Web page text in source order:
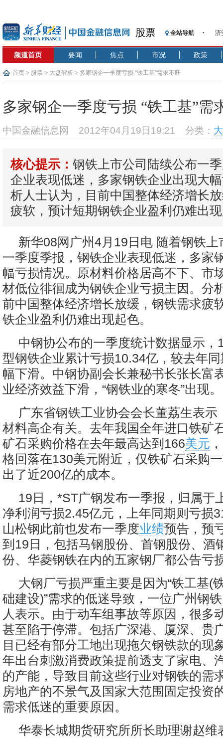
股票 全站导航
在
基
恒
济
频道首页 要闻 焦点 市况 政策
首页 > 股票 > 大盘解析 > 多家钢企一季度亏损 “铁工基”需求不旺
多家钢企一季度亏损 “铁工基”需
中国金融信息网 2012年04月19日19:21 分类：
核心提示： 钢铁上市公司陆续公布一
企业表现低迷，多家钢铁企业出现大
析人士认为，目前中国整体经济增长
疲软，预计短期钢铁企业盈利仍难出
新华08网广州4月19日电 随着钢铁
一季度季报，钢铁企业表现低迷，多家
幅亏损情况。原材料价格居高不下、市
材低位徘徊成为钢铁企业亏损主因。分
前中国整体经济增长放缓，钢铁需求疲
铁企业盈利仍难出现起色。
中钢协公布的一季度统计数据显示，
型钢铁企业累计亏损10.34亿，较去年
幅下滑。中钢协副会长兼秘书长张长富
业经济效益下滑，“钢铁业的寒冬”出现。
广东省钢铁工业协会会长董荔生表示
材料高企有关。去年我国全年进口铁矿
矿石采购价格在去年最高达到166美元
格回落在130美元附近，仅铁矿石采购
出了近200亿的成本。
19日，*ST广钢发布一季报，归属于
净利润亏损2.45亿元，上年同期则亏损
山松钢此前也发布一季度业绩预告，预
到19日，包括马钢股份、首钢股份、酒
份、华菱钢铁在内的五家钢厂都公告亏
大钢厂亏损严重主要是因为“铁工基(
础建设)”需求的低迷导致，一位广州钢
人表示。由于动车组事故等原因，很多
甚至陷于停滞。包括广深港、厦深、贵
目已经有部分工地出现拖欠钢铁款的现
年出台刺激消费政策提前透支了家电、
的产能，导致目前这些行业对钢铁的需
房地产的不景气及国家大范围固定投资
需求低迷的重要原因。
华泰长城期货研究所所长助理谢赵维